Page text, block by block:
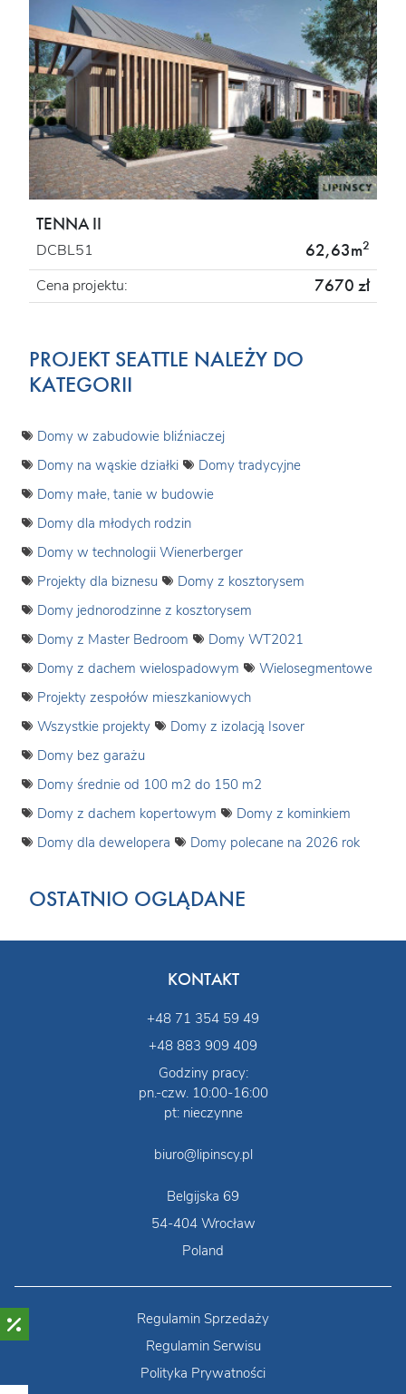
TENNA II
DCBL51 62,63m2
Cena projektu: 7670 zł
PROJEKT SEATTLE NALEŻY DO
KATEGORII
Domy w zabudowie bliźniaczej
Domy na wąskie działki
Domy tradycyjne
Domy małe, tanie w budowie
Domy dla młodych rodzin
Domy w technologii Wienerberger
Projekty dla biznesu
Domy z kosztorysem
Domy jednorodzinne z kosztorysem
Domy z Master Bedroom
Domy WT2021
Domy z dachem wielospadowym
Wielosegmentowe
Projekty zespołów mieszkaniowych
Wszystkie projekty
Domy z izolacją Isover
Domy bez garażu
Domy średnie od 100 m2 do 150 m2
Domy z dachem kopertowym
Domy z kominkiem
Domy dla dewelopera
Domy polecane na 2026 rok
OSTATNIO OGLĄDANE
KONTAKT
+48 71 354 59 49
+48 883 909 409
Godziny pracy:
pn.-czw. 10:00-16:00
pt: nieczynne
biuro@lipinscy.pl
Belgijska 69
54-404 Wrocław
Poland
Regulamin Sprzedaży
Regulamin Serwisu
Polityka Prywatności